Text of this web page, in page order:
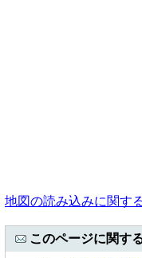
地図の読み込みに関す
このページに関す